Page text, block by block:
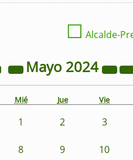
☐ Alcalde-
Mayo 2024
Mié Jue Vie
1 2 3
8 9 10